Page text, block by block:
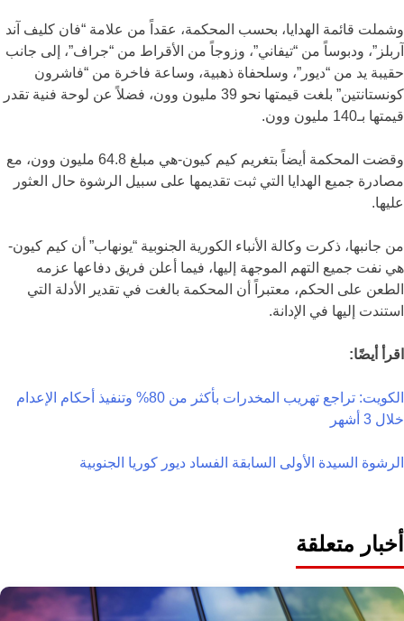
وشملت قائمة الهدايا، بحسب المحكمة، عقداً من علامة “فان كليف آند
آربلز”، ودبوساً من “تيفاني”، وزوجاً من الأقراط من “جراف”، إلى جانب
حقيبة يد من “ديور”، وسلحفاة ذهبية، وساعة فاخرة من “فاشرون
كونستانتين” بلغت قيمتها نحو 39 مليون وون، فضلاً عن لوحة فنية تقدر
قيمتها بـ140 مليون وون.
وقضت المحكمة أيضاً بتغريم كيم كيون-هي مبلغ 64.8 مليون وون، مع
مصادرة جميع الهدايا التي ثبت تقديمها على سبيل الرشوة حال العثور
عليها.
من جانبها، ذكرت وكالة الأنباء الكورية الجنوبية “يونهاب” أن كيم كيون-
هي نفت جميع التهم الموجهة إليها، فيما أعلن فريق دفاعها عزمه
الطعن على الحكم، معتبراً أن المحكمة بالغت في تقدير الأدلة التي
استندت إليها في الإدانة.
اقرأ أيضًا:
الكويت: تراجع تهريب المخدرات بأكثر من 80% وتنفيذ أحكام الإعدام
خلال 3 أشهر
الرشوة السيدة الأولى السابقة الفساد ديور كوريا الجنوبية
أخبار متعلقة